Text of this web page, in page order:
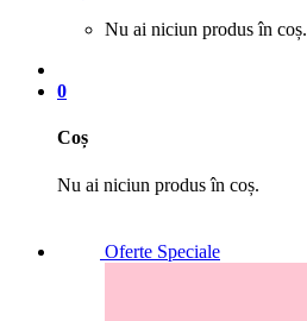
Nu ai niciun produs în coș.
0
Coș
Nu ai niciun produs în coș.
Oferte Speciale